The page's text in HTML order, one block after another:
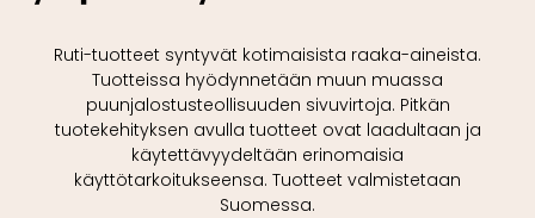
Ruti-tuotteet syntyvät kotimaisista raaka-aineista.
Tuotteissa hyödynnetään muun muassa
puunjalostusteollisuuden sivuvirtoja. Pitkän
tuotekehityksen avulla tuotteet ovat laadultaan ja
käytettävyydeltään erinomaisia
käyttötarkoitukseensa. Tuotteet valmistetaan
Suomessa.